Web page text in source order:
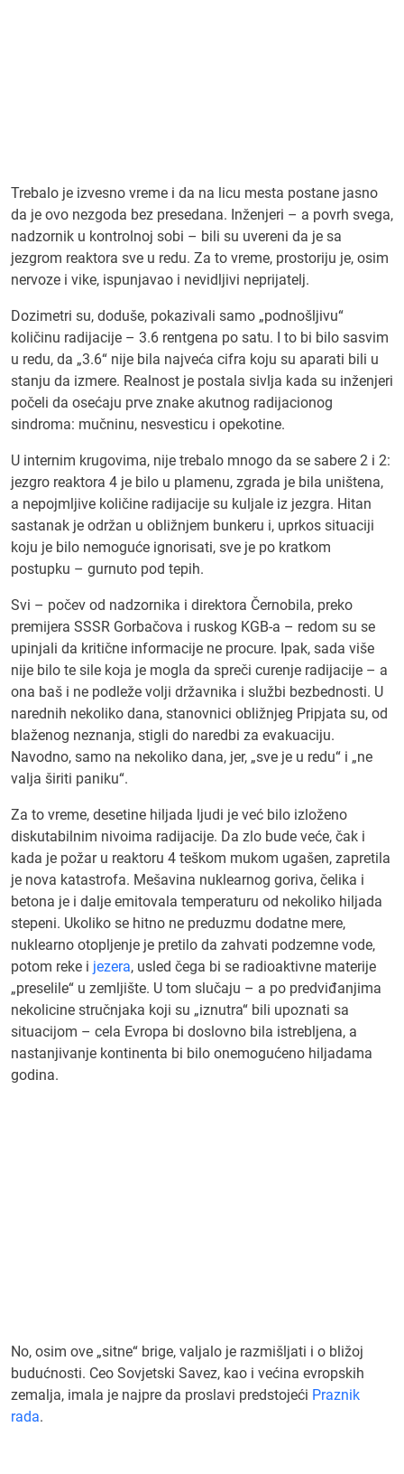
Trebalo je izvesno vreme i da na licu mesta postane jasno
da je ovo nezgoda bez presedana. Inženjeri – a povrh svega,
nadzornik u kontrolnoj sobi – bili su uvereni da je sa
jezgrom reaktora sve u redu. Za to vreme, prostoriju je, osim
nervoze i vike, ispunjavao i nevidljivi neprijatelj.
Dozimetri su, doduše, pokazivali samo „podnošljivu“
količinu radijacije – 3.6 rentgena po satu. I to bi bilo sasvim
u redu, da „3.6“ nije bila najveća cifra koju su aparati bili u
stanju da izmere. Realnost je postala sivlja kada su inženjeri
počeli da osećaju prve znake akutnog radijacionog
sindroma: mučninu, nesvesticu i opekotine.
U internim krugovima, nije trebalo mnogo da se sabere 2 i 2:
jezgro reaktora 4 je bilo u plamenu, zgrada je bila uništena,
a nepojmljive količine radijacije su kuljale iz jezgra. Hitan
sastanak je održan u obližnjem bunkeru i, uprkos situaciji
koju je bilo nemoguće ignorisati, sve je po kratkom
postupku – gurnuto pod tepih.
Svi – počev od nadzornika i direktora Černobila, preko
premijera SSSR Gorbačova i ruskog KGB-a – redom su se
upinjali da kritične informacije ne procure. Ipak, sada više
nije bilo te sile koja je mogla da spreči curenje radijacije – a
ona baš i ne podleže volji državnika i službi bezbednosti. U
narednih nekoliko dana, stanovnici obližnjeg Pripjata su, od
blaženog neznanja, stigli do naredbi za evakuaciju.
Navodno, samo na nekoliko dana, jer, „sve je u redu“ i „ne
valja širiti paniku“.
Za to vreme, desetine hiljada ljudi je već bilo izloženo
diskutabilnim nivoima radijacije. Da zlo bude veće, čak i
kada je požar u reaktoru 4 teškom mukom ugašen, zapretila
je nova katastrofa. Mešavina nuklearnog goriva, čelika i
betona je i dalje emitovala temperaturu od nekoliko hiljada
stepeni. Ukoliko se hitno ne preduzmu dodatne mere,
nuklearno otopljenje je pretilo da zahvati podzemne vode,
potom reke i jezera, usled čega bi se radioaktivne materije
„preselile“ u zemljište. U tom slučaju – a po predviđanjima
nekolicine stručnjaka koji su „iznutra“ bili upoznati sa
situacijom – cela Evropa bi doslovno bila istrebljena, a
nastanjivanje kontinenta bi bilo onemogućeno hiljadama
godina.
No, osim ove „sitne“ brige, valjalo je razmišljati i o bližoj
budućnosti. Ceo Sovjetski Savez, kao i većina evropskih
zemalja, imala je najpre da proslavi predstojeći Praznik
rada.